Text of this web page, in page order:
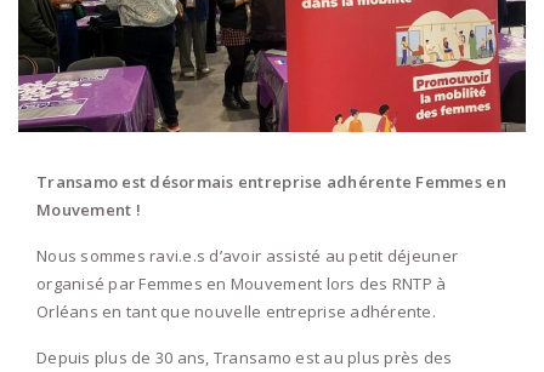
Transamo est désormais entreprise adhérente Femmes en
Mouvement !
Nous sommes ravi.e.s d’avoir assisté au petit déjeuner
organisé par Femmes en Mouvement lors des RNTP à
Orléans en tant que nouvelle entreprise adhérente.
Depuis plus de 30 ans, Transamo est au plus près des